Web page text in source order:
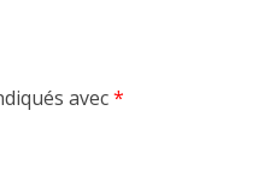
avec*